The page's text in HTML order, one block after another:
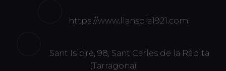
https://www.llansola1921.com
Sant Isidre, 98, Sant Carles de la Ràpita
(Tarragona)